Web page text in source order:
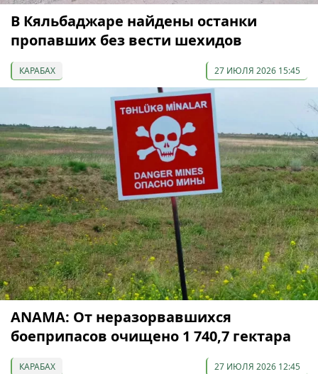
В Кяльбаджаре найдены останки
пропавших без вести шехидов
КАРАБАХ 27 ИЮЛЯ 2026 15:45
ANAMA: От неразорвавшихся
боеприпасов очищено 1 740,7 гектара
КАРАБАХ 27 ИЮЛЯ 2026 12:45